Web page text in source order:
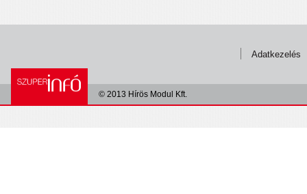
Adatkezelés
© 2013 Hírös Modul Kft.